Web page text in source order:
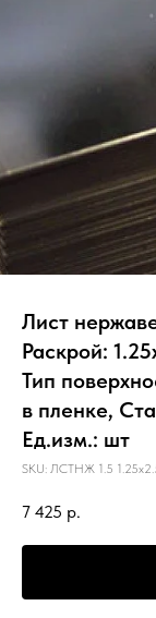
Лист
Раскрой:
Тип
в пленке,
Ед.изм.: шт
SKU: ЛСТНЖ 1.5
7 425 р.